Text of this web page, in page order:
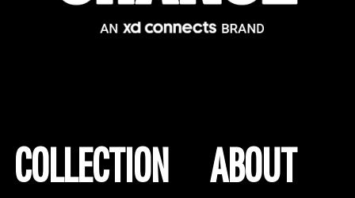
COLLECTION ABOUT